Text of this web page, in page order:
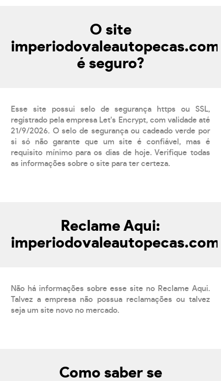
O site
imperiodovaleautopecas.com
é seguro?
Esse site possui selo de segurança https ou SSL,
registrado pela empresa Let's Encrypt, com validade até
21/9/2026. O selo de segurança ou cadeado verde por
si só não garante que um site é confiável, mas é
requisito mínimo para os dias de hoje. Verifique todas
as informações sobre o site para ter certeza.
Reclame Aqui:
imperiodovaleautopecas.com
Não há informações sobre esse site no Reclame Aqui.
Talvez a empresa não possua reclamações ou talvez
seja um site novo no mercado.
Como saber se